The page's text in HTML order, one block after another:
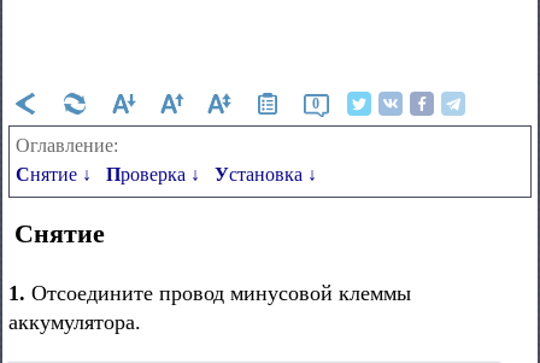
0
Оглавление:
Снятие ↓
Проверка ↓ Установка ↓
Снятие
1. Отсоедините провод минусовой клеммы
аккумулятора.